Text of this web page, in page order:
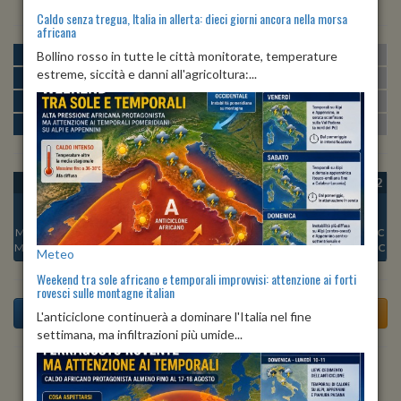
MATTINA min:13º max:21º U:55%
POMERIGGIO min:22º max:24º
SERA min: 17º max:23º U:57%-93%
NOTTE min:13º max:16º U:89%
OGGI
Min:
16°C
Max:22°C
VEN 07
Min:
17°C
Max:22°C
SAB 08
Min:17°C
Max:23°C
DOM 09
Min:18°C
Max:23°C
LUN 10
Min:
19°C
Max:21°C
MAR 11
Min:17°C
Max:23°C
MER 12
Min:
18°C
Max:23°C
Previsioni del Tempo a Antey-Saint-Andrè di dopodomani
Caldo senza tregua, Italia in allerta: dieci giorni ancora nella morsa
africana
Bollino rosso in tutte le città monitorate, temperature
estreme, siccità e danni all'agricoltura:...
Meteo
Weekend tra sole africano e temporali improvvisi: attenzione ai forti
rovesci sulle montagne italian
L'anticiclone continuerà a dominare l'Italia nel fine
settimana, ma infiltrazioni più umide...